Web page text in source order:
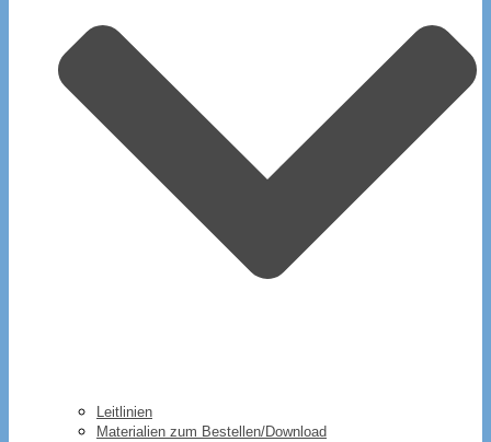
Leitlinien
Materialien zum Bestellen/Download